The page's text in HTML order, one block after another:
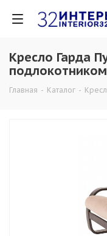
Кресло Гарда
подлокотником
Главная - Каталог -